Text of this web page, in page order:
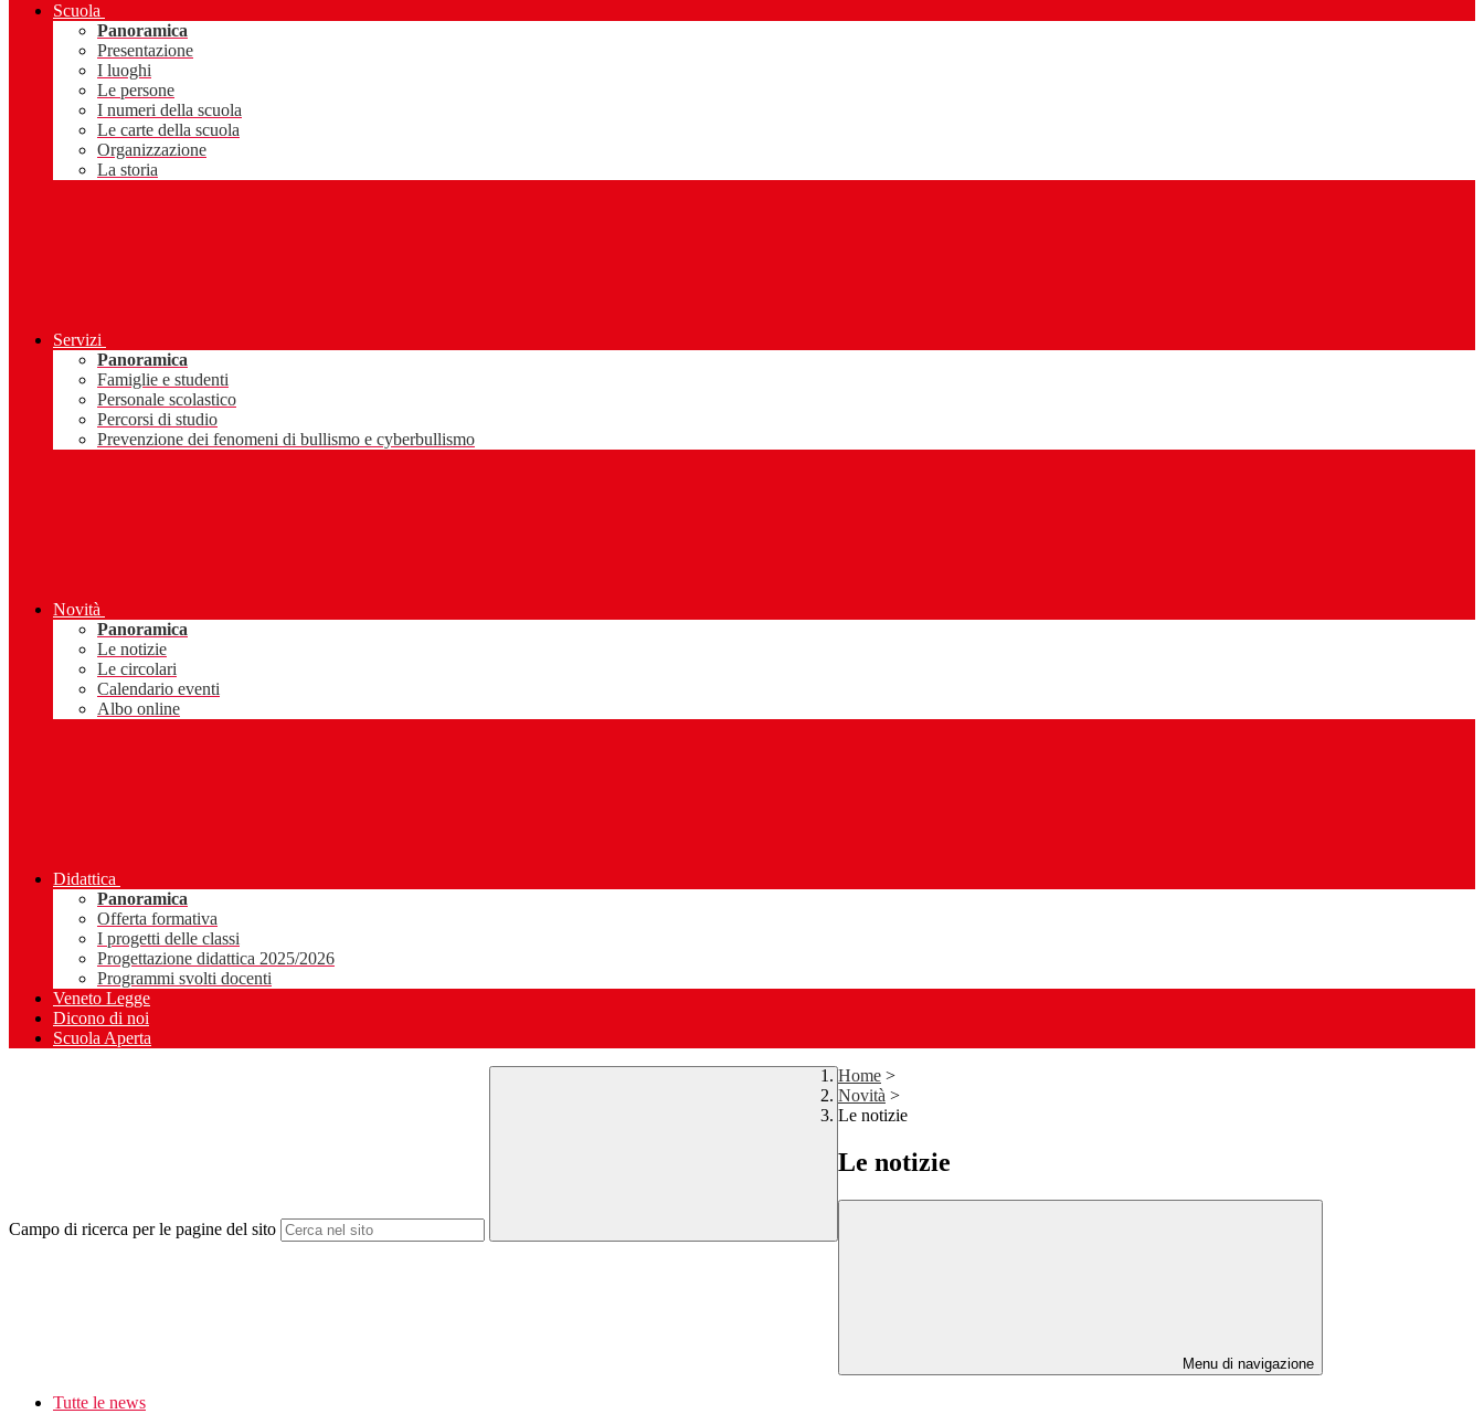
Scuola
Panoramica
Presentazione
I luoghi
Le persone
I numeri della scuola
Le carte della scuola
Organizzazione
La storia
Servizi
Panoramica
Famiglie e studenti
Personale scolastico
Percorsi di studio
Prevenzione dei fenomeni di bullismo e cyberbullismo
Novità
Panoramica
Le notizie
Le circolari
Calendario eventi
Albo online
Didattica
Panoramica
Offerta formativa
I progetti delle classi
Progettazione didattica 2025/2026
Programmi svolti docenti
Veneto Legge
Dicono di noi
Scuola Aperta
Campo di ricerca per le pagine del sito
Home >
Novità >
Le notizie
Le notizie
Menu di navigazione
Tutte le news